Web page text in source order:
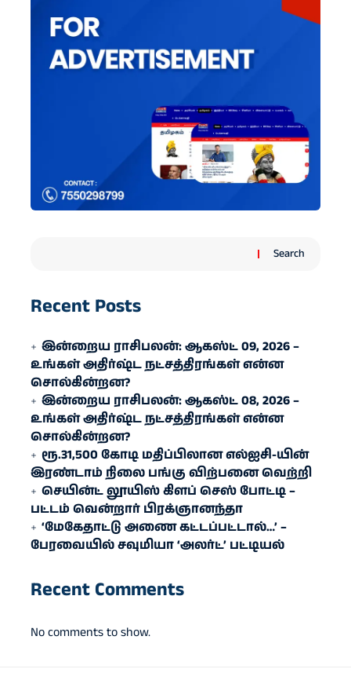
Search
Recent Posts
இன்றைய ராசிபலன்: ஆகஸ்ட் 09, 2026 –
உங்கள் அதிர்ஷ்ட நட்சத்திரங்கள் என்ன
சொல்கின்றன?
இன்றைய ராசிபலன்: ஆகஸ்ட் 08, 2026 –
உங்கள் அதிர்ஷ்ட நட்சத்திரங்கள் என்ன
சொல்கின்றன?
ரூ.31,500 கோடி மதிப்பிலான எல்ஐசி-​யின்
இரண்​டாம் நிலை பங்கு விற்பனை வெற்றி
செயின்ட் லூயிஸ் கிளப் செஸ் போட்டி –
பட்டம் வென்றார் பிரக்ஞானந்தா
‘மேகேதாட்டு அணை கட்டப்பட்டால்…’ –
பேரவையில் சவுமியா ‘அலர்ட்’ பட்டியல்
Recent Comments
No comments to show.